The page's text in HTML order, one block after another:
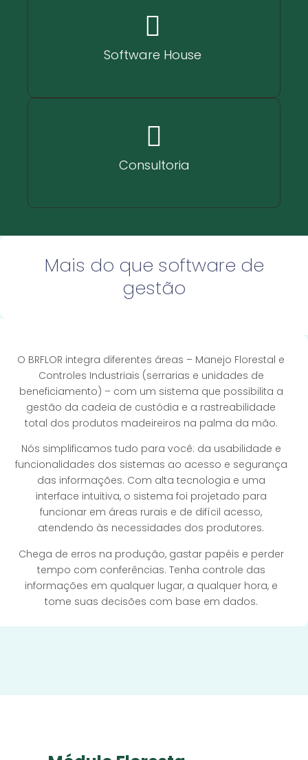
Software House
Consultoria
Mais do que software de
gestão
O BRFLOR integra diferentes áreas – Manejo Florestal e
Controles Industriais (serrarias e unidades de
beneficiamento) – com um sistema que possibilita a
gestão da cadeia de custódia e a rastreabilidade
total dos produtos madeireiros na palma da mão.
Nós simplificamos tudo para você: da usabilidade e
funcionalidades dos sistemas ao acesso e segurança
das informações. Com alta tecnologia e uma
interface intuitiva, o sistema foi projetado para
funcionar em áreas rurais e de difícil acesso,
atendendo às necessidades dos produtores.
Chega de erros na produção, gastar papéis e perder
tempo com conferências. Tenha controle das
informações em qualquer lugar, a qualquer hora, e
tome suas decisões com base em dados.